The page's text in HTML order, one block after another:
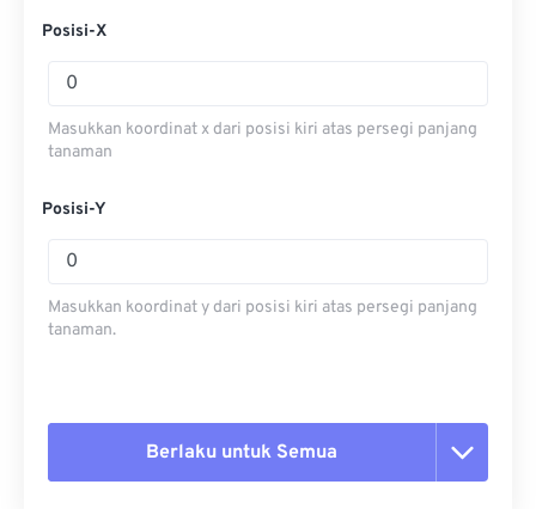
Posisi-X
Masukkan koordinat x dari posisi kiri atas persegi panjang
tanaman
Posisi-Y
Masukkan koordinat y dari posisi kiri atas persegi panjang
tanaman.
Berlaku untuk Semua